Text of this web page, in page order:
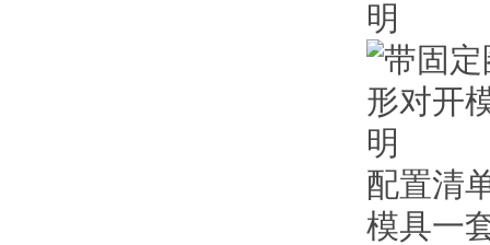
配置清
模具一